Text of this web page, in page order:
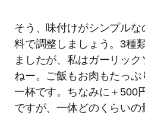
そう、味付けがシンプル
料で調整しましょう。3種
ましたが、私はガーリッ
ねー。ご飯もお肉もたっ
一杯です。ちなみに＋500
ですが、一体どのくらい